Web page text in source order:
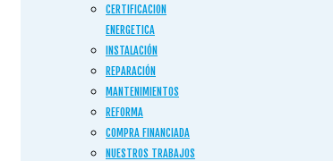
CERTIFICACION
ENERGETICA
INSTALACIÓN
REPARACIÓN
MANTENIMIENTOS
REFORMA
COMPRA FINANCIADA
NUESTROS TRABAJOS